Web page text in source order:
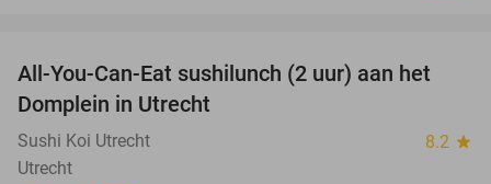
24%
All-You-Can-Eat sushilunch (2 uur) aan het
Domplein in Utrecht
Sushi Koi Utrecht 8.2 star
Utrecht